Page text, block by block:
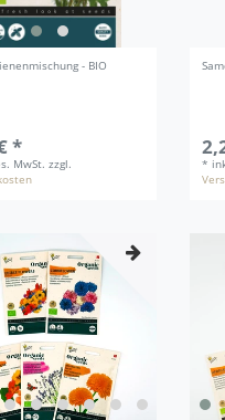
- BIO
*
MwSt. zzgl.
*